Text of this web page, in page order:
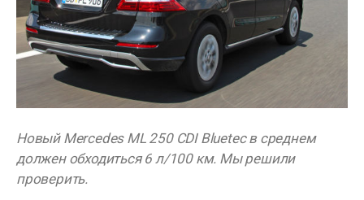
Новый Mercedes ML 250 CDI Bluetec в среднем
должен обходиться 6 л/100 км. Мы решили
проверить.